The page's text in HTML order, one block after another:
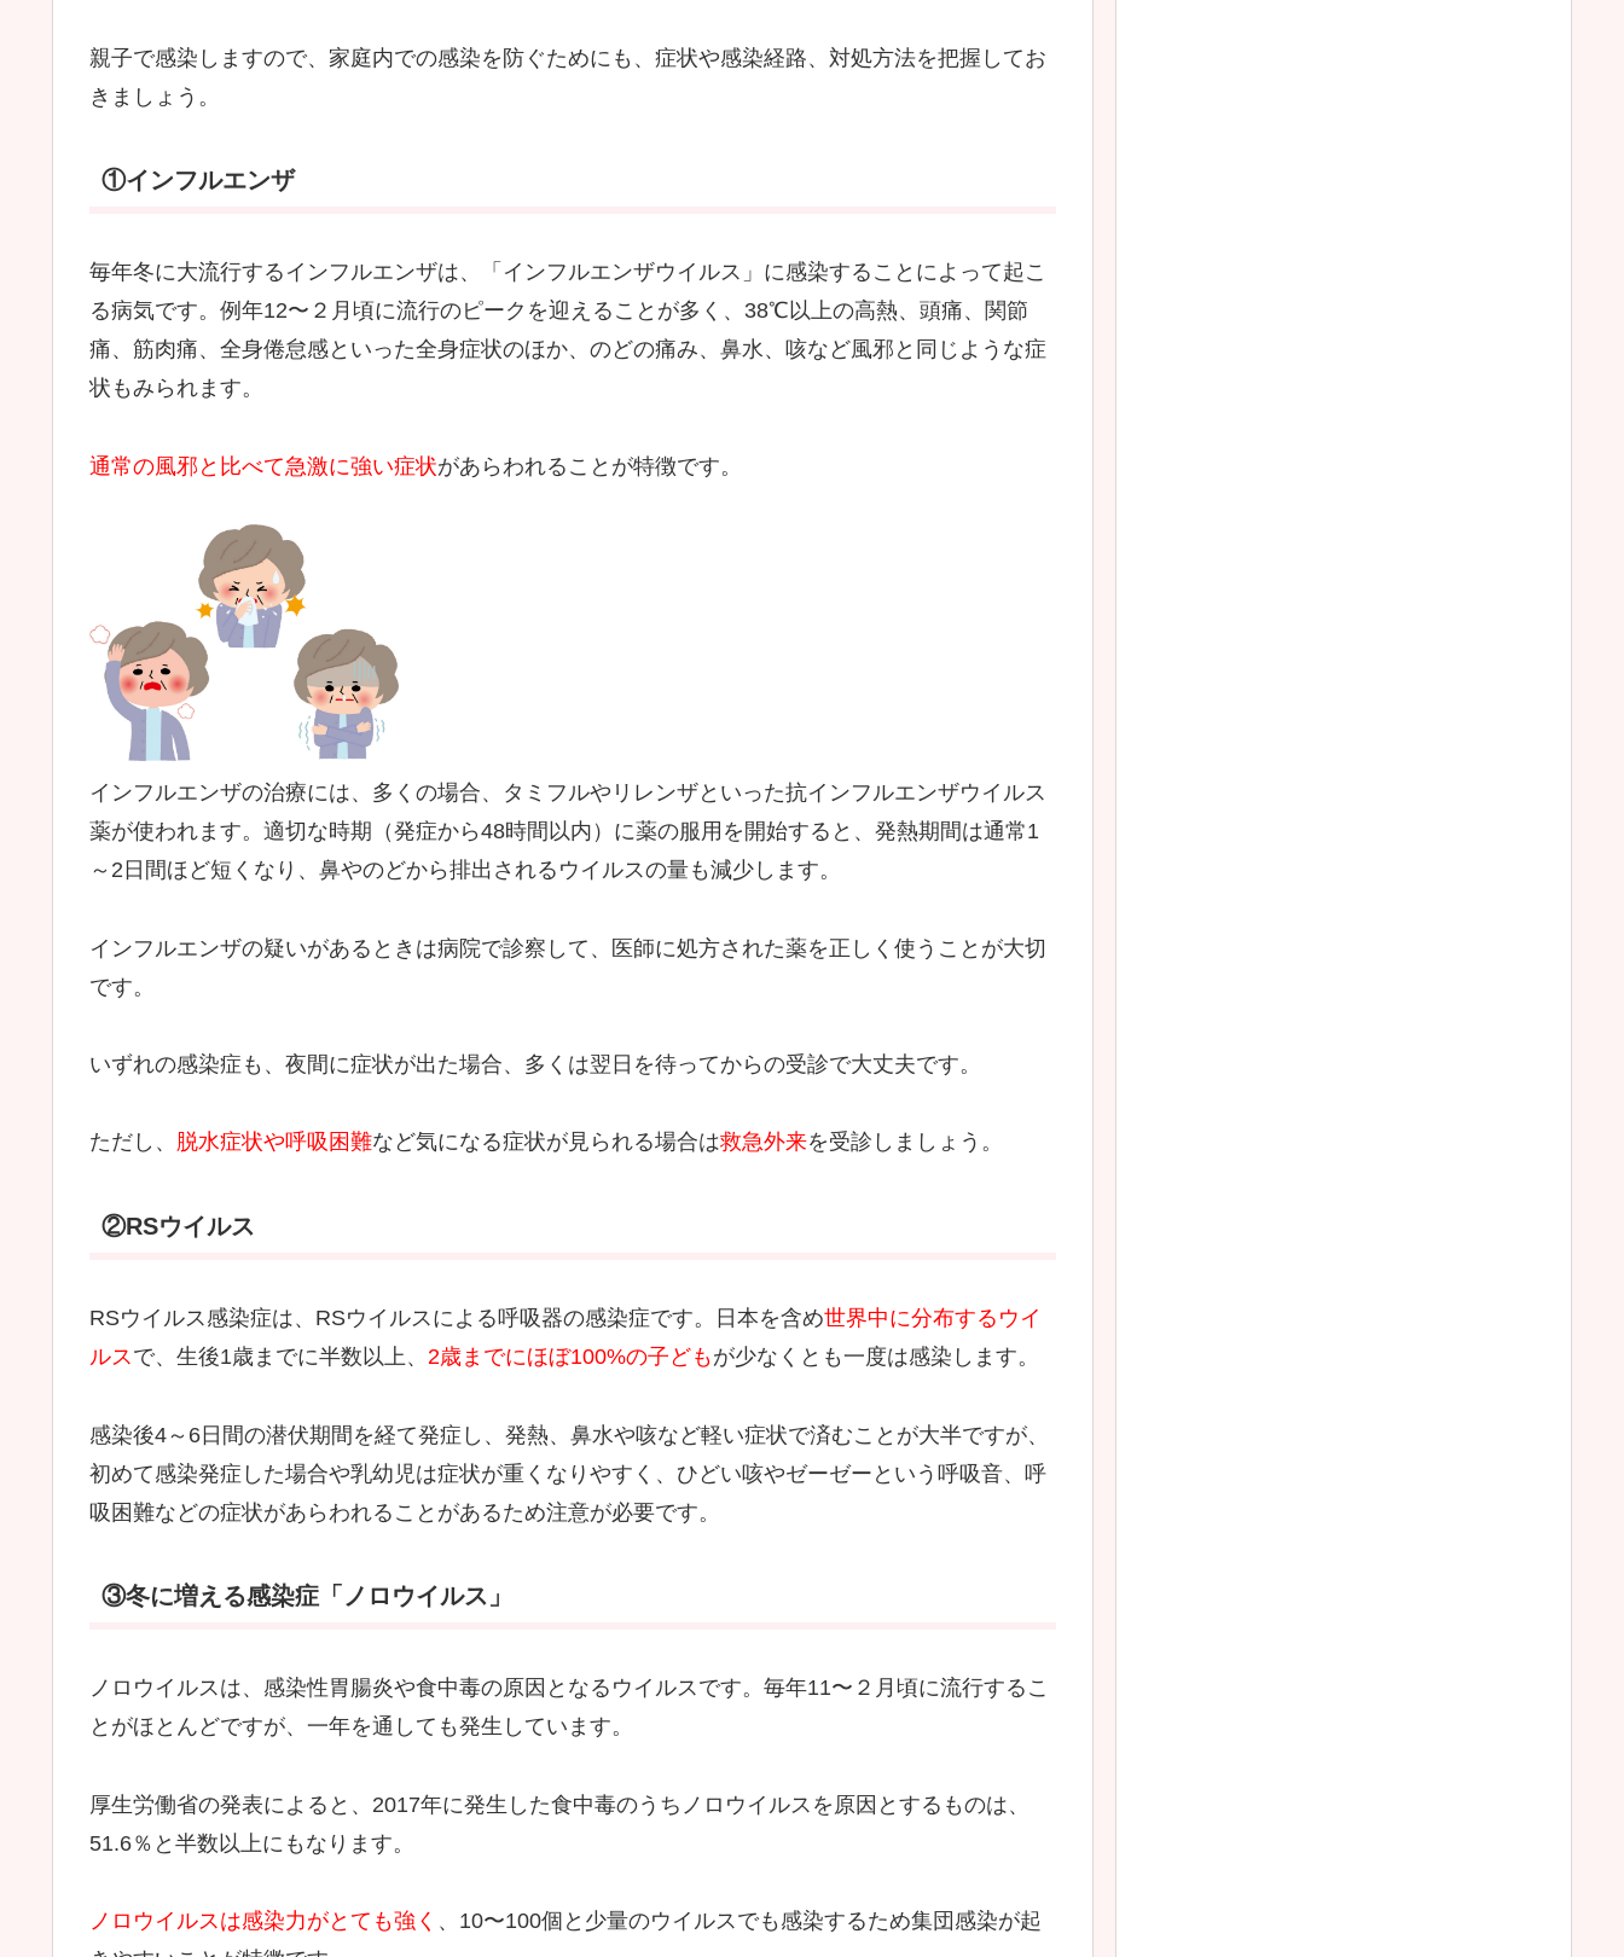
親子で感染しますので、家庭内での感染を防ぐためにも、症状や感染経路、対処方法を把握してお
きましょう。
①インフルエンザ
毎年冬に大流行するインフルエンザは、「インフルエンザウイルス」に感染することによって起こ
る病気です。例年12〜２月頃に流行のピークを迎えることが多く、38℃以上の高熱、頭痛、関節
痛、筋肉痛、全身倦怠感といった全身症状のほか、のどの痛み、鼻水、咳など風邪と同じような症
状もみられます。
通常の風邪と比べて急激に強い症状があらわれることが特徴です。
インフルエンザの治療には、多くの場合、タミフルやリレンザといった抗インフルエンザウイルス
薬が使われます。適切な時期（発症から48時間以内）に薬の服用を開始すると、発熱期間は通常1
～2日間ほど短くなり、鼻やのどから排出されるウイルスの量も減少します。
インフルエンザの疑いがあるときは病院で診察して、医師に処方された薬を正しく使うことが大切
です。
いずれの感染症も、夜間に症状が出た場合、多くは翌日を待ってからの受診で大丈夫です。
ただし、 脱水症状や呼吸困難など気になる症状が見られる場合は救急外来を受診しましょう。
②RSウイルス
RSウイルス感染症は、RSウイルスによる呼吸器の感染症です。日本を含め世界中に分布するウイ
ルスで、生後1歳までに半数以上、 2歳までにほぼ100%の子どもが少なくとも一度は感染します。
感染後4～6日間の潜伏期間を経て発症し、発熱、鼻水や咳など軽い症状で済むことが大半ですが、
初めて感染発症した場合や乳幼児は症状が重くなりやすく、ひどい咳やゼーゼーという呼吸音、呼
吸困難などの症状があらわれることがあるため注意が必要です。
③冬に増える感染症「ノロウイルス」
ノロウイルスは、感染性胃腸炎や食中毒の原因となるウイルスです。毎年11〜２月頃に流行するこ
とがほとんどですが、一年を通しても発生しています。
厚生労働省の発表によると、2017年に発生した食中毒のうちノロウイルスを原因とするものは、
51.6％と半数以上にもなります。
ノロウイルスは感染力がとても強く 、10〜100個と少量のウイルスでも感染するため集団感染が起